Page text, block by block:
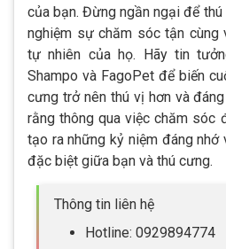
của bạn. Đừng ngần ngại để
nghiệm sự chăm sóc tận cùng
tự nhiên của họ. Hãy tin
Shampo và FagoPet để biến
cưng trở nên thú vị hơn và
rằng thông qua việc chăm sóc
tạo ra những kỷ niệm đáng
đặc biệt giữa bạn và thú cưng.
Thông tin liên hệ
Hotline: 0929894774